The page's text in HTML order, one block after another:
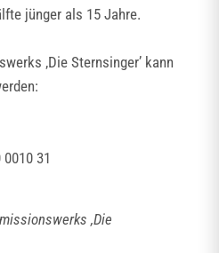
jünger als 15 Jahre.
‚Die Sternsinger’ kann
31
‚Die